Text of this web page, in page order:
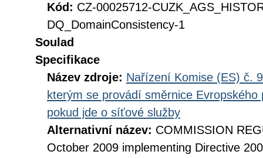
Kód: CZ-00025712-
DQ_DomainConsistency-1
Soulad
Specifikace
Název zdroje: Nařízení Komise (ES) č.
kterým se provádí směrnice
pokud jde o síťové služby
Alternativní název: COMMISSION
October 2009 implementing Directive